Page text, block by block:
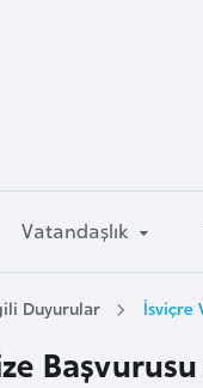
Vatandaşlık
Duyurular İsviçre